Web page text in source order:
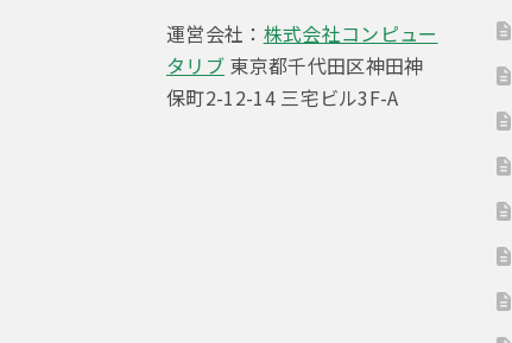
ョ
ン
運営会社： 株式会社コンピュー
タリブ東京都千代田区神田神
保町2-12-14 三宅ビル3F-A